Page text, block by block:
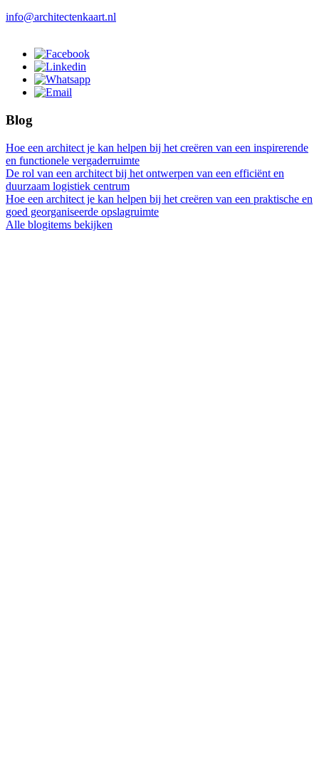
info@architectenkaart.nl
Blog
Hoe een architect je kan helpen bij het creëren van een inspirerende
en functionele vergaderruimte
De rol van een architect bij het ontwerpen van een efficiënt en
duurzaam logistiek centrum
Hoe een architect je kan helpen bij het creëren van een praktische en
goed georganiseerde opslagruimte
Alle blogitems bekijken